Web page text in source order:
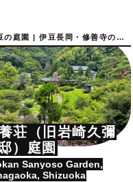
伊豆の庭園 | 伊豆長岡・修善寺の庭園
荘（旧岩崎久彌
）庭園
Sanyoso Garden,
Shizuoka